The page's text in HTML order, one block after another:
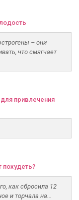
– они
что смягчает
привлечения
похудеть?
как сбросила 12
и торчала на...